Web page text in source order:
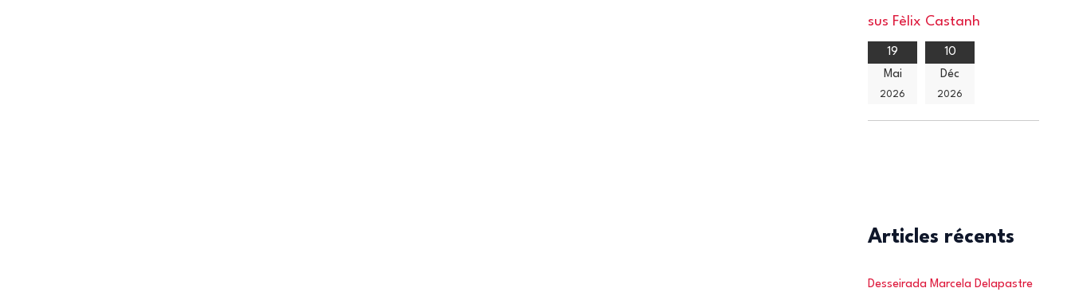
sus Fèlix Castanh
19
Mai
2026
10
Déc
2026
Articles récents
Desseirada Marcela Delapastre